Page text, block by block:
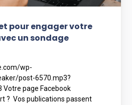
pour engager votre
un sondage
wp-
post-6570.mp3?
Votre page Facebook
? Vos publications passent